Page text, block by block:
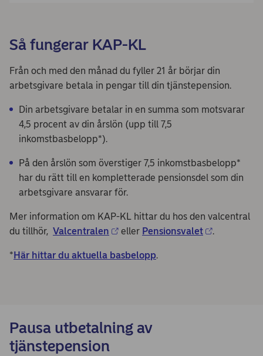
Så fungerar KAP-KL
Från och med den månad du fyller 21 år börjar din
arbetsgivare betala in pengar till din tjänstepension.
Din arbetsgivare betalar in en summa som motsvarar
4,5 procent av din årslön (upp till 7,5
inkomstbasbelopp*).
På den årslön som överstiger 7,5 inkomstbasbelopp*
har du rätt till en kompletterade pensionsdel som din
arbetsgivare ansvarar för.
Mer information om KAP-KL hittar du hos den valcentral
du tillhör, Valcentralen eller Pensionsvalet .
*Här hittar du aktuella basbelopp.
Pausa utbetalning av
tjänstepension